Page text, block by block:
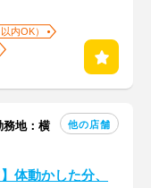
内OK）
地：横
他の店舗
体動かした分、